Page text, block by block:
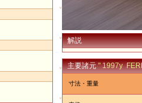
解説
主要諸元" 1997y
寸法・重量